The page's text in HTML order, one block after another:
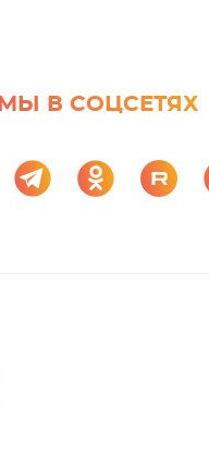
МЫ В СОЦСЕТЯХ